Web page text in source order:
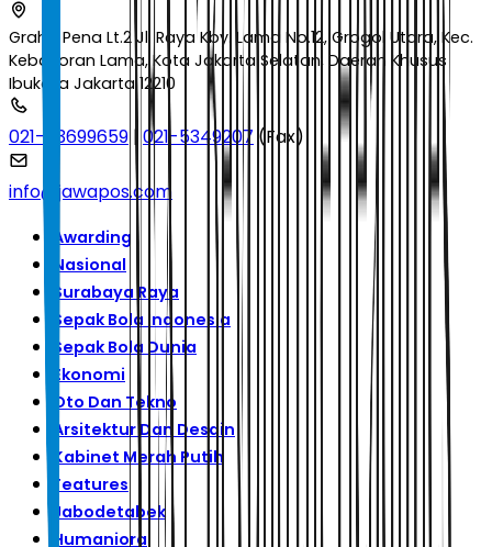
Graha Pena Lt.2 Jl. Raya Kby. Lama No.12, Grogol Utara, Kec.
Kebayoran Lama, Kota Jakarta Selatan, Daerah Khusus
Ibukota Jakarta 12210
021-53699659 | 021-5349207 (Fax)
info@jawapos.com
Awarding
Nasional
Surabaya Raya
Sepak Bola Indonesia
Sepak Bola Dunia
Ekonomi
Oto Dan Tekno
Arsitektur Dan Desain
Kabinet Merah Putih
Features
Jabodetabek
Humaniora